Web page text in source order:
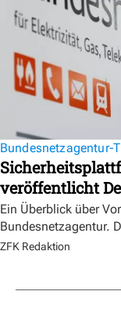
Bundesnetzagentur-
veröffentlicht
Ein Überblick über
Bundesnetzagentur.
ZFK Redaktion